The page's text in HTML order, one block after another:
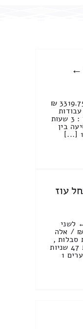
←
הובלות דירות 2 חדרים שני מחיר מחירון: 3319.75 ₪
4100 – 3100 ₪ עבודות
סבלות , טעינה ופריקה : 1953.43 ₪ / זמן : 3 שעות
/ זמן נסיעה בין
עוז
לשני
כולל פירוק והרכבה מחיר מחירון: 1971.12 ₪ / אלה
₪ עבודות סבלות ,
טעינה ופריקה : 922.95 ₪ / זמן : 21 דקות 47 שניות
מחיר נסיעה 713.36 שקל / זמן נסיעה בין ערים 1